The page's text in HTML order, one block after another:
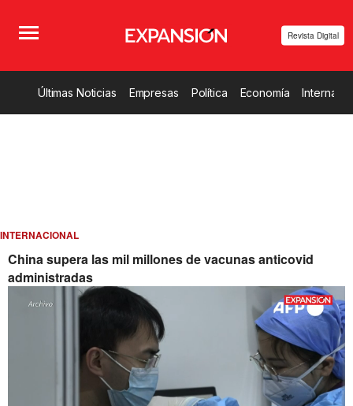
Revista Digital
Últimas Noticias Empresas Política Economía
INTERNACIONAL
China supera las mil millones de vacunas anticovid
administradas